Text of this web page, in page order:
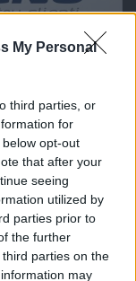
My Personal
third parties, or
for
opt-out
that after your
seeing
utilized by
parties prior to
the further
parties on the
may